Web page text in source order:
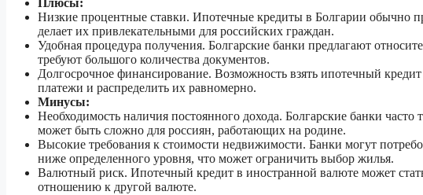
Плюсы:
Низкие процентные ставки. Ипотечные кредиты в Болгарии обычно
делает их привлекательными для российских граждан.
Удобная процедура получения. Болгарские банки предлагают
требуют большого количества документов.
Долгосрочное финансирование. Возможность взять ипотечный
платежи и распределить их равномерно.
Минусы:
Необходимость наличия постоянного дохода. Болгарские банки
может быть сложно для россиян, работающих на родине.
Высокие требования к стоимости недвижимости. Банки могут
ниже определенного уровня, что может ограничить выбор жилья.
Валютный риск. Ипотечный кредит в иностранной валюте может
отношению к другой валюте.